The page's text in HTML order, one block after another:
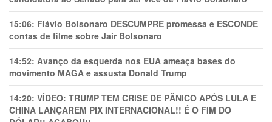
15:06: Flávio Bolsonaro DESCUMPRE promessa e ESCONDE
contas de filme sobre Jair Bolsonaro
14:52: Avanço da esquerda nos EUA ameaça bases do
movimento MAGA e assusta Donald Trump
14:20: VÍDEO: TRUMP TEM CRlSE DE PÂNlCO APÓS LULA E
CHINA LANÇAREM PIX INTERNACIONAL!! É O FIM DO